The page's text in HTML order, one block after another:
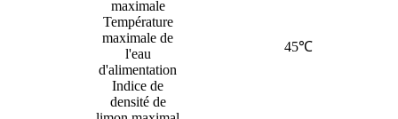
maximale
Température
maximale de
l'eau
d'alimentation
45℃
Indice de
densité de